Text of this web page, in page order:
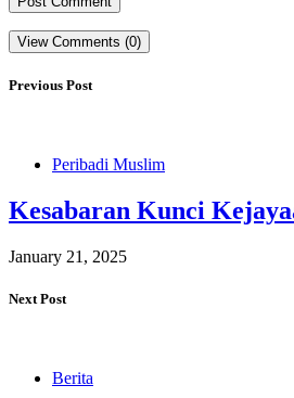
View Comments (0)
Previous Post
Peribadi Muslim
Kesabaran Kunci
January 21, 2025
Next Post
Berita